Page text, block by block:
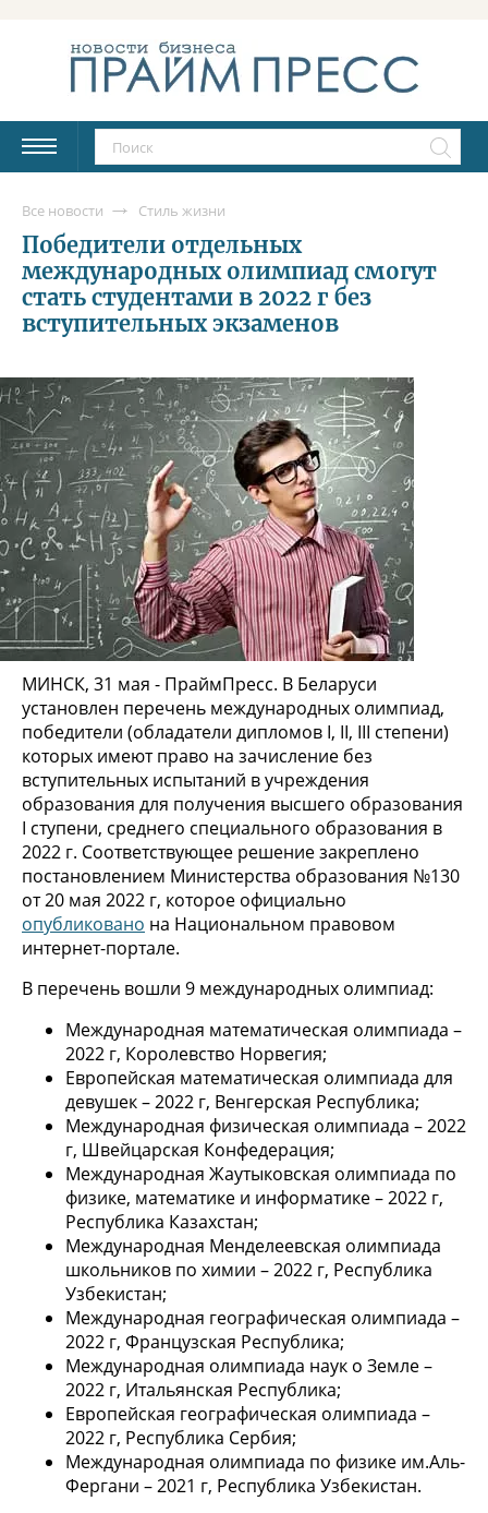
Все новости Стиль жизни
Победители отдельных
международных олимпиад смогут
стать студентами в 2022 г без
вступительных экзаменов
МИНСК, 31 мая - ПраймПресс. В Беларуси
установлен перечень международных олимпиад,
победители (обладатели дипломов I, II, III степени)
которых имеют право на зачисление без
вступительных испытаний в учреждения
образования для получения высшего образования
I ступени, среднего специального образования в
2022 г. Соответствующее решение закреплено
постановлением Министерства образования №130
от 20 мая 2022 г, которое официально
опубликовано на Национальном правовом
интернет-портале.
В перечень вошли 9 международных олимпиад:
Международная математическая олимпиада –
2022 г, Королевство Норвегия;
Европейская математическая олимпиада для
девушек – 2022 г, Венгерская Республика;
Международная физическая олимпиада – 2022
г, Швейцарская Конфедерация;
Международная Жаутыковская олимпиада по
физике, математике и информатике – 2022 г,
Республика Казахстан;
Международная Менделеевская олимпиада
школьников по химии – 2022 г, Республика
Узбекистан;
Международная географическая олимпиада –
2022 г, Французская Республика;
Международная олимпиада наук о Земле –
2022 г, Итальянская Республика;
Европейская географическая олимпиада –
2022 г, Республика Сербия;
Международная олимпиада по физике им.Аль-
Фергани – 2021 г, Республика Узбекистан.